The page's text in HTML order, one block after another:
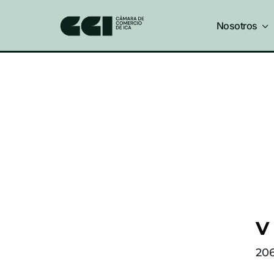
3
Nosotros
V